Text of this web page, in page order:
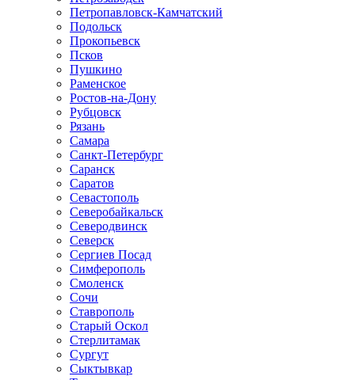
Петропавловск-Камчатский
Подольск
Прокопьевск
Псков
Пушкино
Раменское
Ростов-на-Дону
Рубцовск
Рязань
Самара
Санкт-Петербург
Саранск
Саратов
Севастополь
Северобайкальск
Северодвинск
Северск
Сергиев Посад
Симферополь
Смоленск
Сочи
Ставрополь
Старый Оскол
Стерлитамак
Сургут
Сыктывкар